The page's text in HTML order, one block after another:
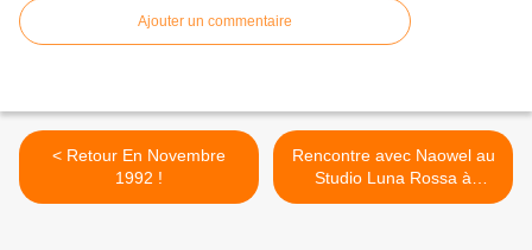
Ajouter un commentaire
< Retour En Novembre
1992 !
Rencontre avec Naowel au
Studio Luna Rossa à
l’occasion de la parution de